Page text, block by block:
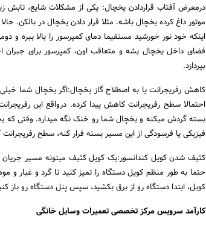
درمعرض آفتاب قراردادن یخچال: یکی از مشکلات شایع، تابش
موتور داغ کرده یخچال باشه. مثلا قرار دادن یخچال در
اینکه خود نور خورشید مستقیما دمای کمپرسور را بالا ببره
فضای داخل یخچال بشه و متعاقب اون، کمپرسور برای
بپردازد.
کاهش رفریجرانت یا به اصطلاح گاز یخچال:اگر یخچال شما
احتمالا سطح رفریجرانت کاهش پیدا کرده. درواقع این
بسته گردش میکنه و یخچال شما رو خنک نگه میداره. وقتی که
فیزیکی یا فرسودگی از این مسیر بسته فرار کنه، سطح
کثیف شدن کویل کندانسور:یک کویل کثیف میتونه مسیر جریان
حتما به طور منظم کویل دستگاه را تمیز کنید تا گرد و غبار و
کویل، ابتدا دستگاه رو از برق بکشید، سپس پنل دستگاه رو باز
کارآمد سرویس مرکز تخصصی تعمیرات وسایل خانگی